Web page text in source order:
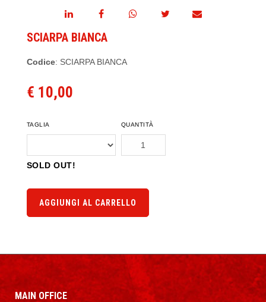
SCIARPA BIANCA
Codice: SCIARPA BIANCA
€ 10,00
TAGLIA QUANTITÀ
SOLD OUT!
AGGIUNGI AL CARRELLO
MAIN OFFICE